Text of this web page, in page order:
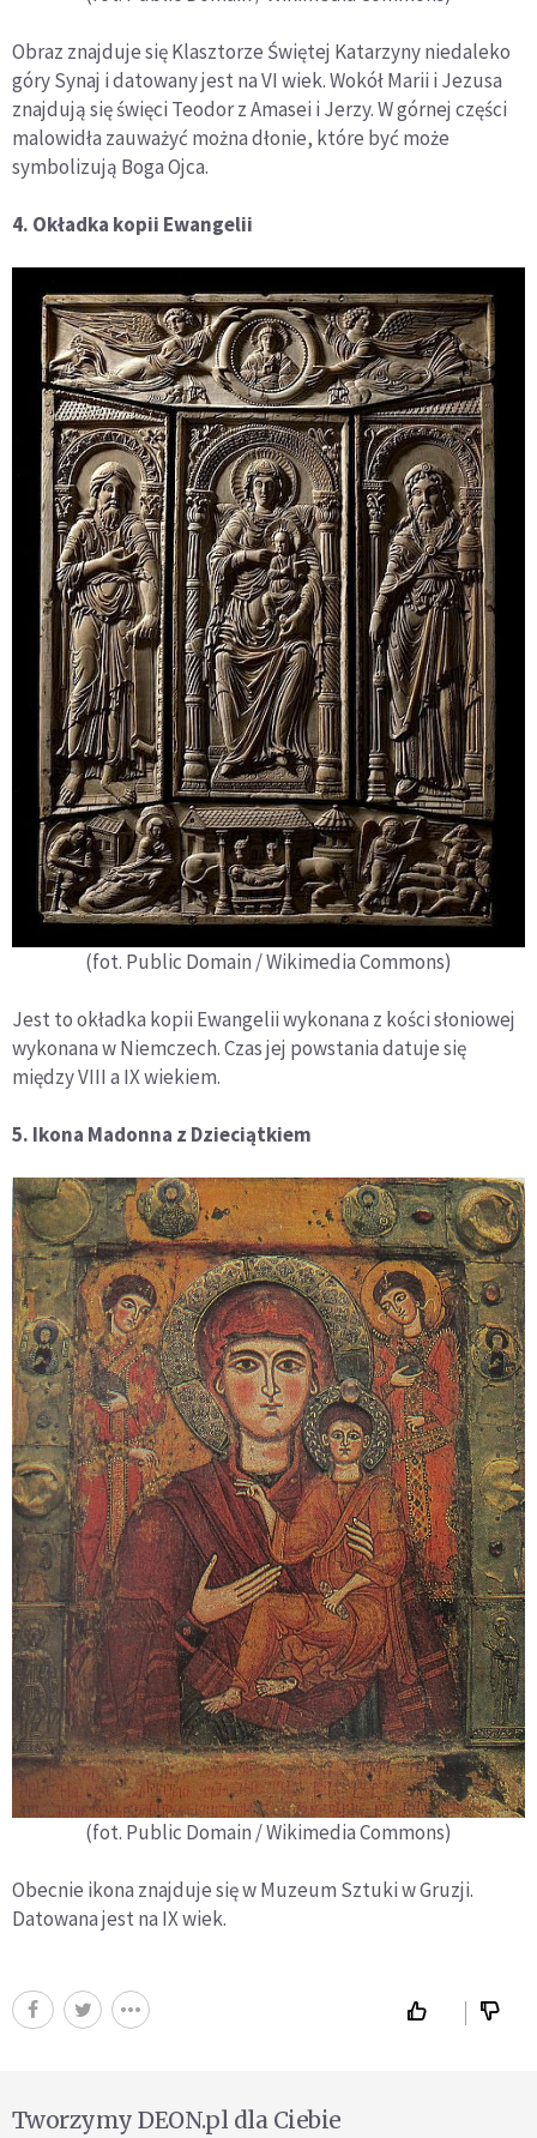
Obraz znajduje się Klasztorze Świętej Katarzyny niedaleko
góry Synaj i datowany jest na VI wiek. Wokół Marii i Jezusa
znajdują się święci Teodor z Amasei i Jerzy. W górnej części
malowidła zauważyć można dłonie, które być może
symbolizują Boga Ojca.
4. Okładka kopii Ewangelii
(fot. Public Domain / Wikimedia Commons)
Jest to okładka kopii Ewangelii wykonana z kości słoniowej
wykonana w Niemczech. Czas jej powstania datuje się
między VIII a IX wiekiem.
5. Ikona Madonna z Dzieciątkiem
(fot. Public Domain / Wikimedia Commons)
Obecnie ikona znajduje się w Muzeum Sztuki w Gruzji.
Datowana jest na IX wiek.
Tworzymy DEON.pl dla Ciebie